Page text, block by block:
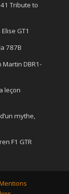
Tribute to
GT1
787B
DBR1-
leçon
mythe,
F1 GTR